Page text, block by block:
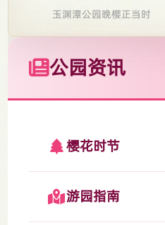
玉渊潭公园晚樱正当时
公园资讯
樱花时节
游园指南